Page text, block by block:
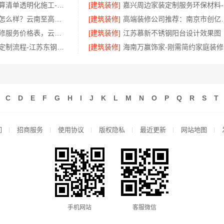
[建筑装修]
[建筑装修]
[建筑装修] 江苏慕新不锈钢阳台设计效果图
[建筑装修]
C D E F G H I J K L M N O P Q R S T
招商服务 使用协议 版权隐私 最近更新 网站地图
手机网站 客服微信